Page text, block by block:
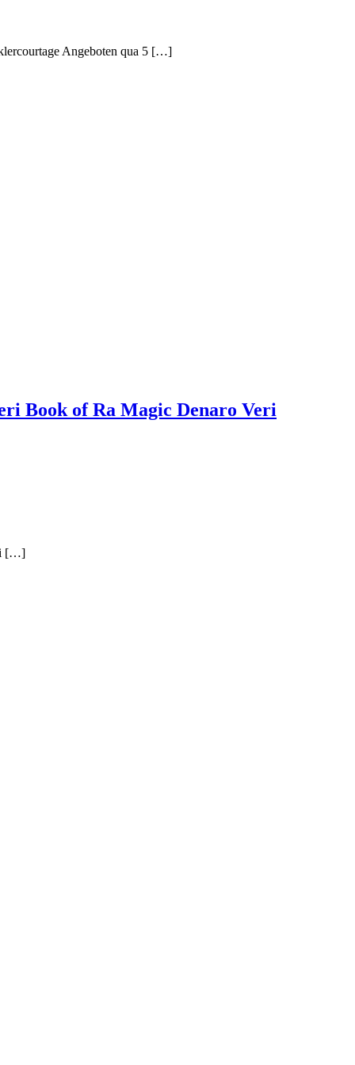
Angeboten qua 5 […]
Book of Ra Magic Denaro Veri
[…]